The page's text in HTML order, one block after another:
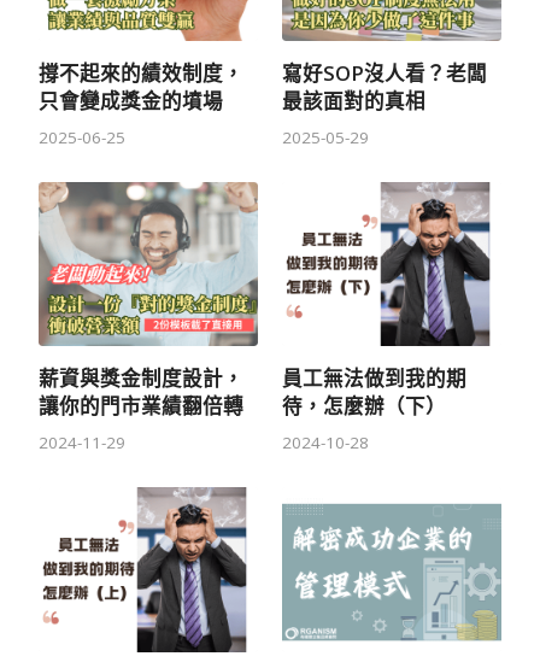
撐不起來的績效制度，
只會變成獎金的墳場
2025-06-25
寫好SOP沒人看？老闆
最該面對的真相
2025-05-29
薪資與獎金制度設計，
讓你的門市業績翻倍轉
2024-11-29
員工無法做到我的期
待，怎麼辦（下）
2024-10-28